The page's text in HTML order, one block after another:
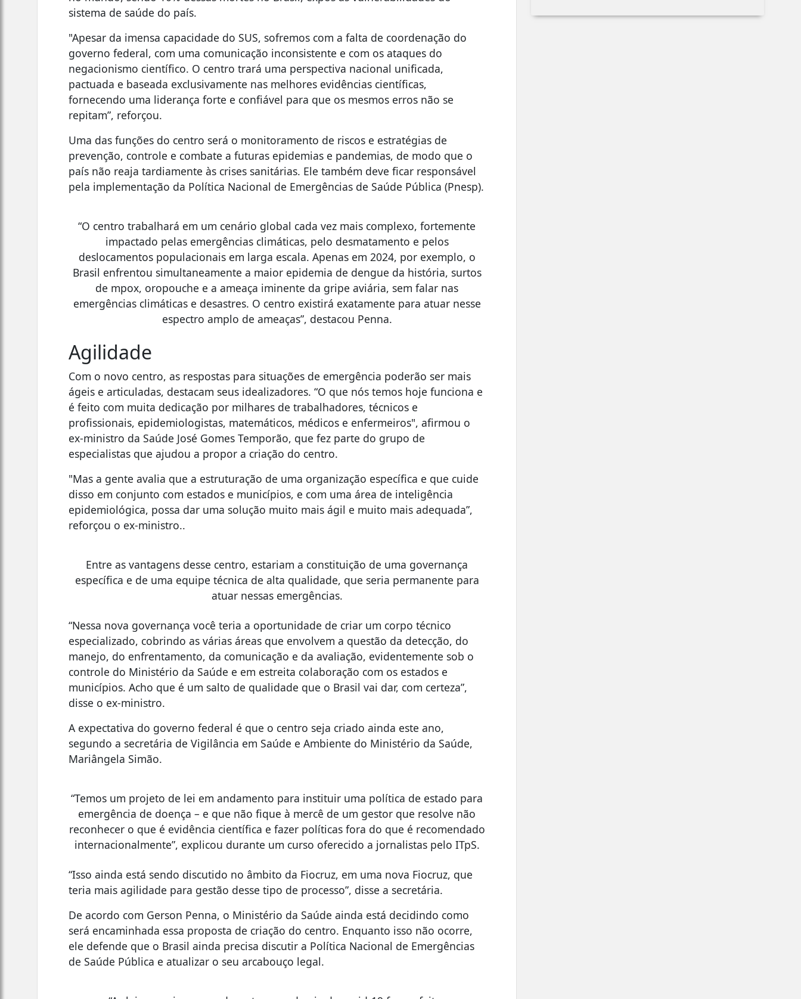
sistema de saúde do país.
"Apesar da imensa capacidade do SUS, sofremos com a falta de coordenação do
governo federal, com uma comunicação inconsistente e com os ataques do
negacionismo científico. O centro trará uma perspectiva nacional unificada,
pactuada e baseada exclusivamente nas melhores evidências científicas,
fornecendo uma liderança forte e confiável para que os mesmos erros não se
repitam”, reforçou.
Uma das funções do centro será o monitoramento de riscos e estratégias de
prevenção, controle e combate a futuras epidemias e pandemias, de modo que o
país não reaja tardiamente às crises sanitárias. Ele também deve ficar responsável
pela implementação da Política Nacional de Emergências de Saúde Pública (Pnesp).
“O centro trabalhará em um cenário global cada vez mais complexo, fortemente
impactado pelas emergências climáticas, pelo desmatamento e pelos
deslocamentos populacionais em larga escala. Apenas em 2024, por exemplo, o
Brasil enfrentou simultaneamente a maior epidemia de dengue da história, surtos
de mpox, oropouche e a ameaça iminente da gripe aviária, sem falar nas
emergências climáticas e desastres. O centro existirá exatamente para atuar nesse
espectro amplo de ameaças”, destacou Penna.
Agilidade
Com o novo centro, as respostas para situações de emergência poderão ser mais
ágeis e articuladas, destacam seus idealizadores. “O que nós temos hoje funciona e
é feito com muita dedicação por milhares de trabalhadores, técnicos e
profissionais, epidemiologistas, matemáticos, médicos e enfermeiros", afirmou o
ex-ministro da Saúde José Gomes Temporão, que fez parte do grupo de
especialistas que ajudou a propor a criação do centro.
"Mas a gente avalia que a estruturação de uma organização específica e que cuide
disso em conjunto com estados e municípios, e com uma área de inteligência
epidemiológica, possa dar uma solução muito mais ágil e muito mais adequada”,
reforçou o ex-ministro..
Entre as vantagens desse centro, estariam a constituição de uma governança
específica e de uma equipe técnica de alta qualidade, que seria permanente para
atuar nessas emergências.
“Nessa nova governança você teria a oportunidade de criar um corpo técnico
especializado, cobrindo as várias áreas que envolvem a questão da detecção, do
manejo, do enfrentamento, da comunicação e da avaliação, evidentemente sob o
controle do Ministério da Saúde e em estreita colaboração com os estados e
municípios. Acho que é um salto de qualidade que o Brasil vai dar, com certeza”,
disse o ex-ministro.
A expectativa do governo federal é que o centro seja criado ainda este ano,
segundo a secretária de Vigilância em Saúde e Ambiente do Ministério da Saúde,
Mariângela Simão.
“Temos um projeto de lei em andamento para instituir uma política de estado para
emergência de doença – e que não fique à mercê de um gestor que resolve não
reconhecer o que é evidência científica e fazer políticas fora do que é recomendado
internacionalmente”, explicou durante um curso oferecido a jornalistas pelo ITpS.
“Isso ainda está sendo discutido no âmbito da Fiocruz, em uma nova Fiocruz, que
teria mais agilidade para gestão desse tipo de processo”, disse a secretária.
De acordo com Gerson Penna, o Ministério da Saúde ainda está decidindo como
será encaminhada essa proposta de criação do centro. Enquanto isso não ocorre,
ele defende que o Brasil ainda precisa discutir a Política Nacional de Emergências
de Saúde Pública e atualizar o seu arcabouço legal.